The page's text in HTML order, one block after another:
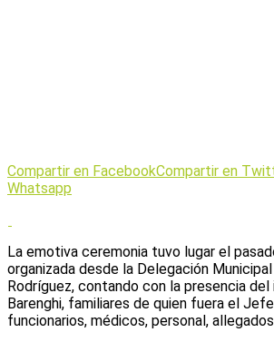
Compartir en FacebookCompartir en
Whatsapp
La emotiva ceremonia tuvo lugar el
organizada desde la Delegación
Rodríguez, contando con la presencia
Barenghi, familiares de quien fuera el
funcionarios, médicos, personal,